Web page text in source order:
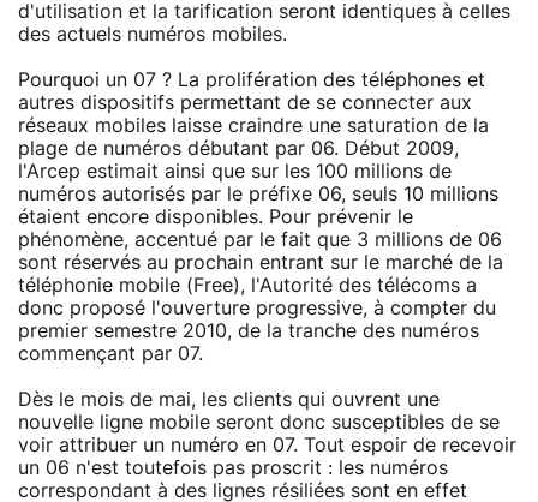
d'utilisation et la tarification seront identiques à celles
des actuels numéros mobiles.
Pourquoi un 07 ? La prolifération des téléphones et
autres dispositifs permettant de se connecter aux
réseaux mobiles laisse craindre une saturation de la
plage de numéros débutant par 06. Début 2009,
l'Arcep estimait ainsi que sur les 100 millions de
numéros autorisés par le préfixe 06, seuls 10 millions
étaient encore disponibles. Pour prévenir le
phénomène, accentué par le fait que 3 millions de 06
sont réservés au prochain entrant sur le marché de la
téléphonie mobile (Free), l'Autorité des télécoms a
donc proposé l'ouverture progressive, à compter du
premier semestre 2010, de la tranche des numéros
commençant par 07.
Dès le mois de mai, les clients qui ouvrent une
nouvelle ligne mobile seront donc susceptibles de se
voir attribuer un numéro en 07. Tout espoir de recevoir
un 06 n'est toutefois pas proscrit : les numéros
correspondant à des lignes résiliées sont en effet